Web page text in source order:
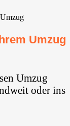
Umzug
Umzug
oder ins